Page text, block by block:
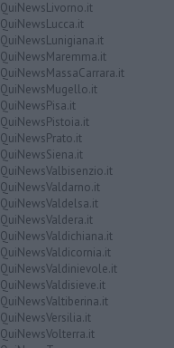
QuiNewsLivorno.it
QuiNewsLucca.it
QuiNewsLunigiana.it
QuiNewsMaremma.it
QuiNewsMassaCarrara.it
QuiNewsMugello.it
QuiNewsPisa.it
QuiNewsPistoia.it
QuiNewsPrato.it
QuiNewsSiena.it
QuiNewsValbisenzio.it
QuiNewsValdarno.it
QuiNewsValdelsa.it
QuiNewsValdera.it
QuiNewsValdichiana.it
QuiNewsValdicornia.it
QuiNewsValdinievole.it
QuiNewsValdisieve.it
QuiNewsValtiberina.it
QuiNewsVersilia.it
QuiNewsVolterra.it